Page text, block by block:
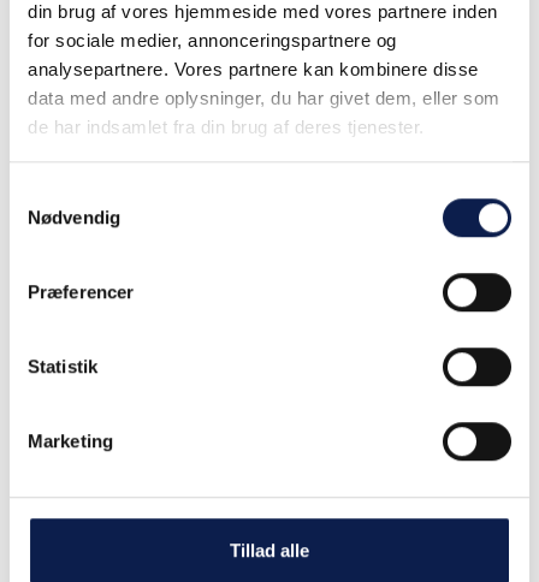
din brug af vores hjemmeside med vores partnere inden
for sociale medier, annonceringspartnere og
analysepartnere. Vores partnere kan kombinere disse
data med andre oplysninger, du har givet dem, eller som
de har indsamlet fra din brug af deres tjenester.
Nødvendig
Præferencer
Statistik
Marketing
Tillad alle
Test CRM system 2
Den knap så gode